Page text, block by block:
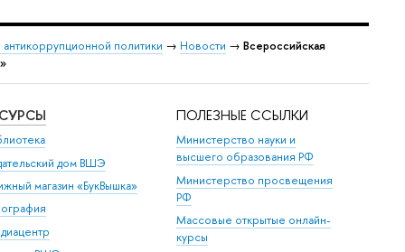
политики → Новости → Всероссийская
дом ВШЭ
магазин «БукВышка»
ПОЛЕЗНЫЕ ССЫЛКИ
Министерство науки и
высшего образования РФ
Министерство просвещения
РФ
Массовые открытые онлайн-
курсы